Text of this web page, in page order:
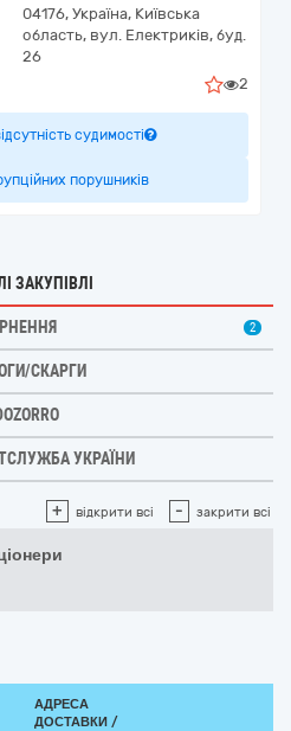
04176, Україна, Київська
область, вул. Електриків, буд.
26
2
судимості
порушників
ЗАКУПІВЛІ
2
СКАРГИ
УКРАЇНИ
+ відкрити всі - закрити всі
АДРЕСА
ДОСТАВКИ /